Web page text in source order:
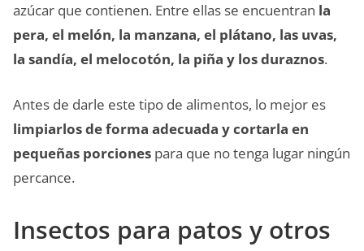
azúcar que contienen. Entre ellas se encuentran la
pera, el melón, la manzana, el plátano, las uvas,
la sandía, el melocotón, la piña y los duraznos.
Antes de darle este tipo de alimentos, lo mejor es
limpiarlos de forma adecuada y cortarla en
pequeñas porciones para que no tenga lugar ningún
percance.
Insectos para patos y otros